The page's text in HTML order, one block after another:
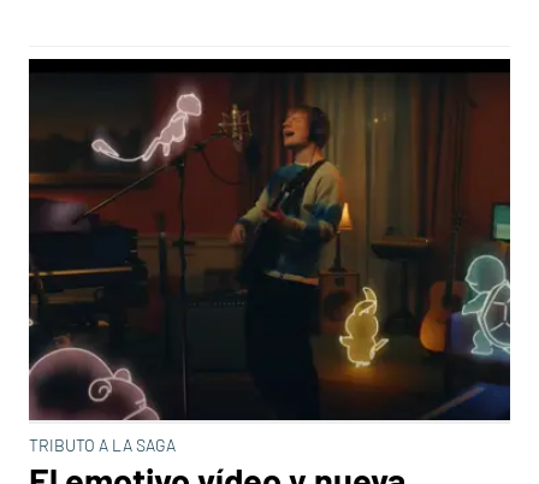
TRIBUTO A LA SAGA